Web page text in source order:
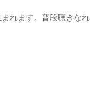
れます。普段聴きなれ